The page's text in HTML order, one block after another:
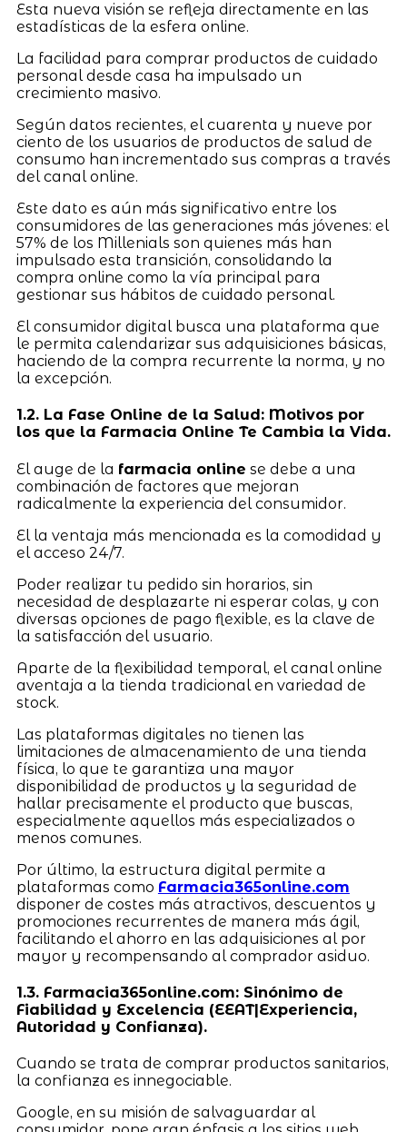
Esta nueva visión se refleja directamente en las
estadísticas de la esfera online.
La facilidad para comprar productos de cuidado
personal desde casa ha impulsado un
crecimiento masivo.
Según datos recientes, el cuarenta y nueve por
ciento de los usuarios de productos de salud de
consumo han incrementado sus compras a través
del canal online.
Este dato es aún más significativo entre los
consumidores de las generaciones más jóvenes: el
57% de los Millenials son quienes más han
impulsado esta transición, consolidando la
compra online como la vía principal para
gestionar sus hábitos de cuidado personal.
El consumidor digital busca una plataforma que
le permita calendarizar sus adquisiciones básicas,
haciendo de la compra recurrente la norma, y no
la excepción.
1.2. La Fase Online de la Salud: Motivos por
los que la Farmacia Online Te Cambia la Vida.
El auge de la farmacia online se debe a una
combinación de factores que mejoran
radicalmente la experiencia del consumidor.
El la ventaja más mencionada es la comodidad y
el acceso 24/7.
Poder realizar tu pedido sin horarios, sin
necesidad de desplazarte ni esperar colas, y con
diversas opciones de pago flexible, es la clave de
la satisfacción del usuario.
Aparte de la flexibilidad temporal, el canal online
aventaja a la tienda tradicional en variedad de
stock.
Las plataformas digitales no tienen las
limitaciones de almacenamiento de una tienda
física, lo que te garantiza una mayor
disponibilidad de productos y la seguridad de
hallar precisamente el producto que buscas,
especialmente aquellos más especializados o
menos comunes.
Por último, la estructura digital permite a
plataformas como Farmacia365online.com
disponer de costes más atractivos, descuentos y
promociones recurrentes de manera más ágil,
facilitando el ahorro en las adquisiciones al por
mayor y recompensando al comprador asiduo.
1.3. Farmacia365online.com: Sinónimo de
Fiabilidad y Excelencia (EEAT|Experiencia,
Autoridad y Confianza).
Cuando se trata de comprar productos sanitarios,
la confianza es innegociable.
Google, en su misión de salvaguardar al